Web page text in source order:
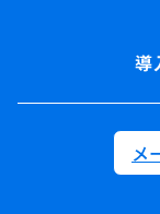
導
メ